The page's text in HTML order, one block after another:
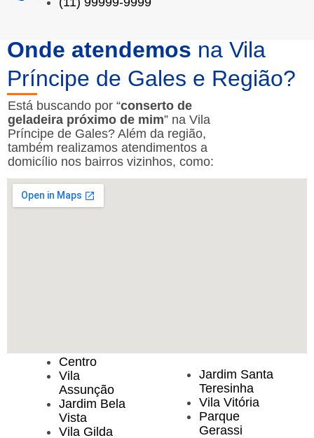
Onde atendemos na Vila
Príncipe de Gales e Região?
Está buscando por “conserto de
geladeira próximo de mim” na Vila
Príncipe de Gales? Além da região,
também realizamos atendimentos a
domicílio nos bairros vizinhos, como:
Centro
Vila
Assunção
Jardim Bela
Vista
Vila Gilda
Jardim Santa
Teresinha
Vila Vitória
Parque
Gerassi